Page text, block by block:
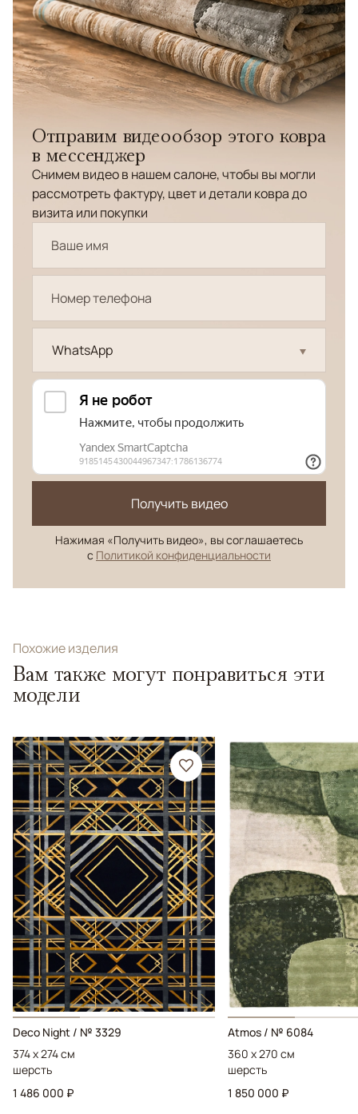
Отправим видеообзор этого ковра
в мессенджер
Снимем видео в нашем салоне, чтобы вы могли
рассмотреть фактуру, цвет и детали ковра до
визита или покупки
WhatsApp
Получить видео
Нажимая «Получить видео», вы соглашаетесь
с Политикой конфиденциальности
Похожие изделия
Вам также могут понравиться эти
модели
Deco Night / № 3329
374 x 274 см
шерсть
1 486 000 ₽
Atmos / № 6084
360 x 270 см
шерсть
1 850 000 ₽